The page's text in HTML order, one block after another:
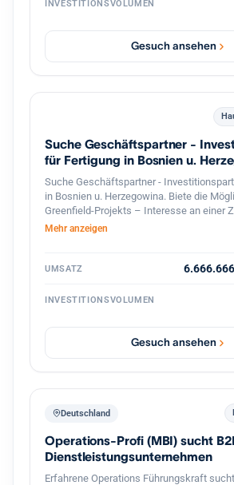
INVESTITIONSVOLUMEN
Gesuch ansehen
Suche Geschäftspartner -
für Fertigung in Bosnien u.
Suche Geschäftspartner -
in Bosnien u. Herzegowina. Biete die
Greenfield-Projekts – Interesse an einer
Lassen Sie uns über Zahlen,
Sie nicht, mich zu kontaktieren. Bitte
Mehr anzeigen
UMSATZ
INVESTITIONSVOLUMEN
Gesuch ansehen
Deutschland
Operations-Profi (MBI) sucht
Dienstleistungsunternehmen
Erfahrene Operations Führungskraft